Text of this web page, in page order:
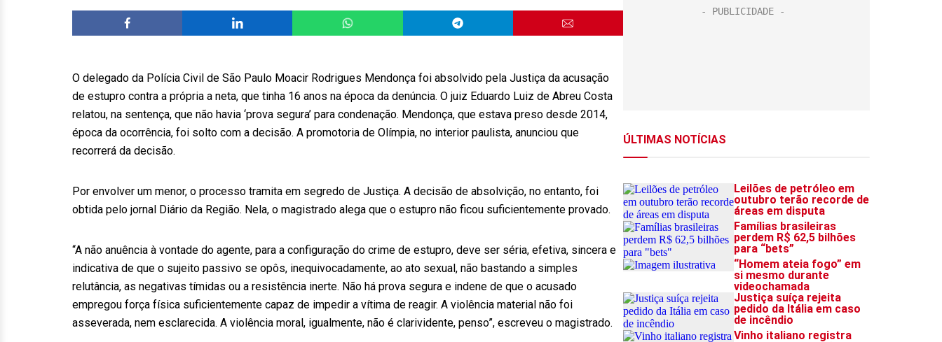
O delegado da Polícia Civil de São Paulo Moacir Rodrigues Mendonça foi absolvido pela Justiça da acusação
de estupro contra a própria a neta, que tinha 16 anos na época da denúncia. O juiz Eduardo Luiz de Abreu Costa
relatou, na sentença, que não havia ‘prova segura’ para condenação. Mendonça, que estava preso desde 2014,
época da ocorrência, foi solto com a decisão. A promotoria de Olímpia, no interior paulista, anunciou que
recorrerá da decisão.
Por envolver um menor, o processo tramita em segredo de Justiça. A decisão de absolvição, no entanto, foi
obtida pelo jornal Diário da Região. Nela, o magistrado alega que o estupro não ficou suficientemente provado.
“A não anuência à vontade do agente, para a configuração do crime de estupro, deve ser séria, efetiva, sincera e
indicativa de que o sujeito passivo se opôs, inequivocadamente, ao ato sexual, não bastando a simples
relutância, as negativas tímidas ou a resistência inerte. Não há prova segura e indene de que o acusado
empregou força física suficientemente capaz de impedir a vítima de reagir. A violência material não foi
asseverada, nem esclarecida. A violência moral, igualmente, não é clarividente, penso”, escreveu o magistrado.